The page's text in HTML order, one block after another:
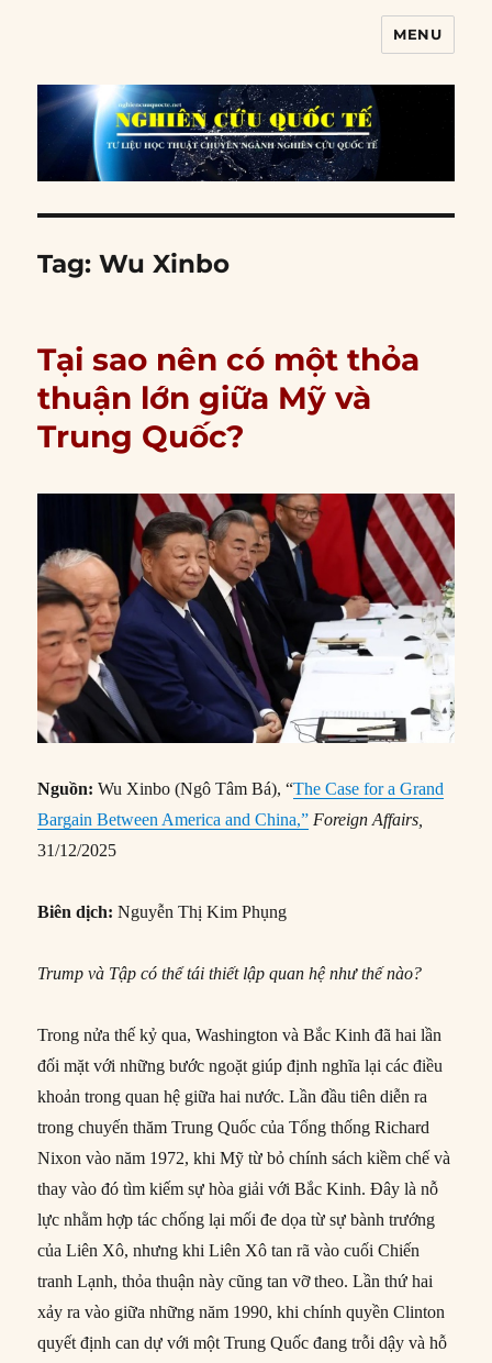
MENU
Tag:Wu Xinbo
Tại sao nên có một thỏa
thuận lớn giữa Mỹ và
Trung Quốc?
Nguồn:Wu Xinbo (Ngô Tâm Bá), “The Case for a Grand
Bargain Between America and China,” Foreign Affairs,
31/12/2025
Biên dịch:Nguyễn Thị Kim Phụng
Trump và Tập có thể tái thiết lập quan hệ như thế nào?
Trong nửa thế kỷ qua, Washington và Bắc Kinh đã hai lần
đối mặt với những bước ngoặt giúp định nghĩa lại các điều
khoản trong quan hệ giữa hai nước. Lần đầu tiên diễn ra
trong chuyến thăm Trung Quốc của Tổng thống Richard
Nixon vào năm 1972, khi Mỹ từ bỏ chính sách kiềm chế và
thay vào đó tìm kiếm sự hòa giải với Bắc Kinh. Đây là nỗ
lực nhằm hợp tác chống lại mối đe dọa từ sự bành trướng
của Liên Xô, nhưng khi Liên Xô tan rã vào cuối Chiến
tranh Lạnh, thỏa thuận này cũng tan vỡ theo. Lần thứ hai
xảy ra vào giữa những năm 1990, khi chính quyền Clinton
quyết định can dự với một Trung Quốc đang trỗi dậy và hỗ